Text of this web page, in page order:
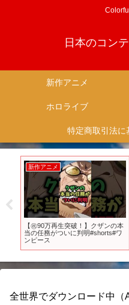
日本のコン
新作アニメ
ホロライブ
新作アニメ
【㊗️90万再生突破！】クザンの本
当の任務がついに判明#shorts#ワ
ンピース
全世界でダウンロード中（